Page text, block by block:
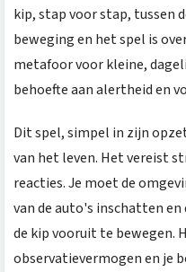
kip, stap voor stap, tussen
beweging en het spel is
metafoor voor kleine,
behoefte aan alertheid en
Dit spel, simpel in zijn
van het leven. Het vereist
reacties. Je moet de
van de auto's inschatten
de kip vooruit te bewegen.
observatievermogen en je